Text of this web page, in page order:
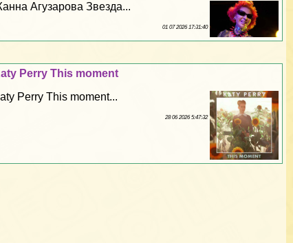
Агузарова Звезда...
01 07 2026 17:31:40
Perry This moment
Perry This moment...
28 06 2026 5:47:32